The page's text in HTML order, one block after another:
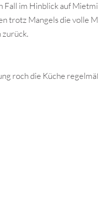
Fall im Hinblick auf
trotz Mangels die volle
zurück.
roch die Küche